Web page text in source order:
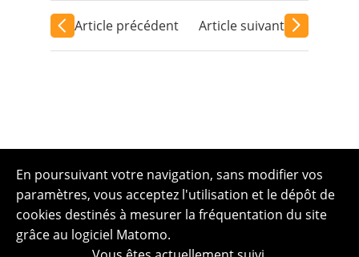
Article précédent Article suivant
En poursuivant votre navigation, sans modifier vos
paramètres, vous acceptez l'utilisation et le dépôt de
cookies destinés à mesurer la fréquentation du site
grâce au logiciel Matomo.